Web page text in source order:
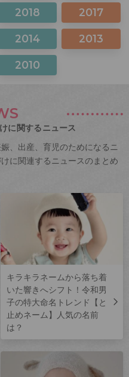
2018 2017
2014 2013
2010
に関するニュース
、出産、育児のためになるニ
に関連するニュースのまとめ
キラキラネームから落ち着
いた響きへシフト！令和男
子の特大命名トレンド【と
止めネーム】人気の名前
は？